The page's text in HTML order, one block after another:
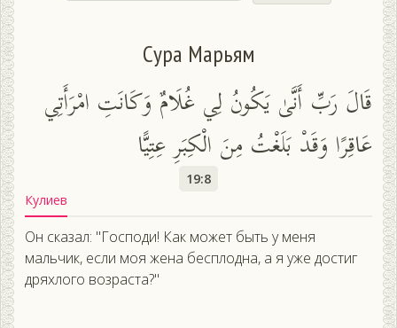
Сура Марьям
قَالَ رَبِّ أَنَّىٰ يَكُونُ لِي غُلَامٌ وَكَانَتِ امْرَأَتِي
عَاقِرًا وَقَدْ بَلَغْتُ مِنَ الْكِبَرِ عِتِيًّا
19:8
Кулиев
Он сказал: "Господи! Как может быть у меня
мальчик, если моя жена бесплодна, а я уже достиг
дряхлого возраста?"